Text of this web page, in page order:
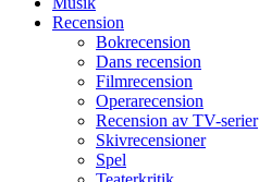
Recension
Bokrecension
Dans recension
Filmrecension
Operarecension
Recension av TV-serier
Skivrecensioner
Spel